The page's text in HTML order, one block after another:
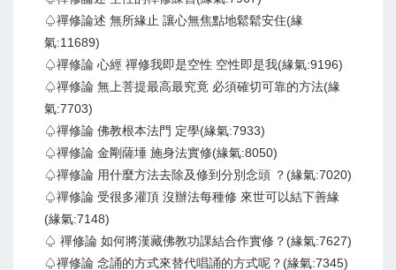
♤禪修論述 無所緣止 讓心無焦點地鬆鬆安住(緣
氣:11689)
♤禪修論 心經 禪修我即是空性 空性即是我(緣氣:9196)
♤禪修論 無上菩提最高最究竟 必須確切可靠的方法(緣
氣:7703)
♤禪修論 佛教根本法門 定學(緣氣:7933)
♤禪修論 金剛薩埵 施身法實修(緣氣:8050)
♤禪修論 用什麼方法去除及修到分別念頭 ？(緣氣:7020)
♤禪修論 受很多灌頂 沒辦法每種修 來世可以結下善緣
(緣氣:7148)
♤ 禪修論 如何將漢藏佛教功課結合作實修？(緣氣:7627)
♤禪修論 念誦的方式來替代唱誦的方式呢？(緣氣:7345)